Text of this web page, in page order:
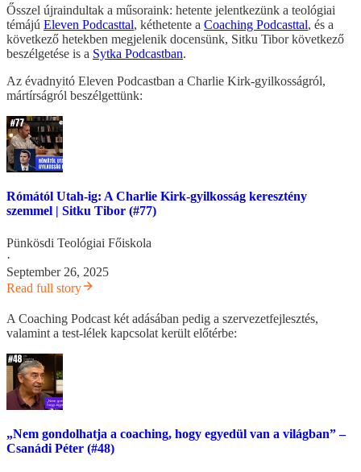
Ősszel újraindultak a műsoraink: hetente jelentkezünk a teológiai
témájú Eleven Podcasttal, kéthetente a Coaching Podcasttal, és a
következő hetekben megjelenik docensünk, Sitku Tibor következő
beszélgetése is a Sytka Podcastban.
Az évadnyitó Eleven Podcastban a Charlie Kirk-gyilkosságról,
mártírságról beszélgettünk:
Rómától Utah-ig: A Charlie Kirk-gyilkosság keresztény
szemmel | Sitku Tibor (#77)
Pünkösdi Teológiai Főiskola
·
September 26, 2025
Read full story
A Coaching Podcast két adásában pedig a szervezetfejlesztés,
valamint a test-lélek kapcsolat került előtérbe:
„Nem gondolhatja a coaching, hogy egyedül van a világban” –
Csanádi Péter (#48)